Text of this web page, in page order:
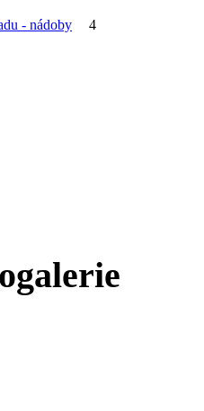
- nádoby
4